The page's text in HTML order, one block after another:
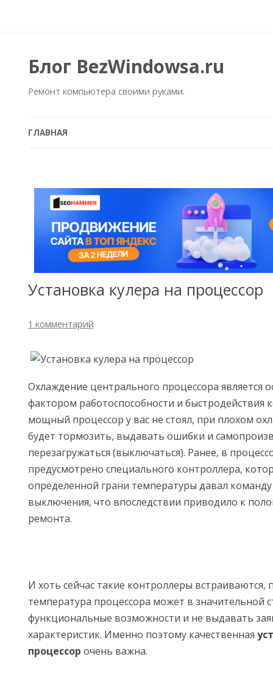
Блог BezWindowsa.ru
Ремонт компьютера своими руками.
ГЛАВНАЯ
Установка кулера на процессор
1 комментарий
Охлаждение центрального процессора является
фактором работоспособности и быстродействия
мощный процессор у вас не стоял, при плохом
будет тормозить, выдавать ошибки и
перезагружаться (выключаться). Ранее, в
предусмотрено специального контроллера,
определенной грани температуры давал команду
выключения, что впоследствии приводило к
ремонта.
И хоть сейчас такие контроллеры
температура процессора может в значительной
функциональные возможности и не выдавать
характеристик. Именно поэтому качественная
процессор очень важна.